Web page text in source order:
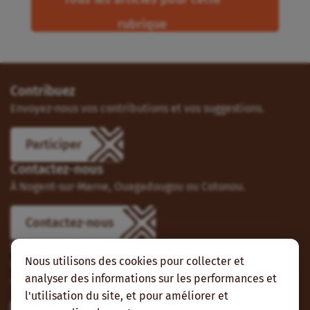
Nous utilisons des cookies pour collecter et
analyser des informations sur les performances et
l'utilisation du site, et pour améliorer et
rubrique
Contribuez
Envoyez-nous vos contributions et vos suggestions.
Participer
Contactez-nous
À Nogent-sur-Marne, Ouagadougou ou Cotonou.
Contactez-nous
Suivez-nous
Vous pouvez aussi vous abonner à nos flux RSS et nous
suivre sur les réseaux sociaux.